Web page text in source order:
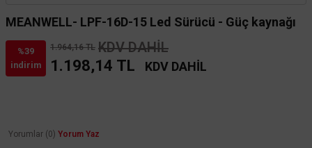
MEANWELL- LPF-16D-15 Led Sürücü - Güç kaynağı
%39
indirim
1.964,16 TL KDV DAHİL
1.198,14 TL KDV DAHİL
Yorumlar (0) Yorum Yaz